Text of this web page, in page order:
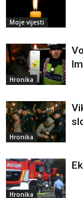
Moje vijesti
Hronika
Hronika
Hronika